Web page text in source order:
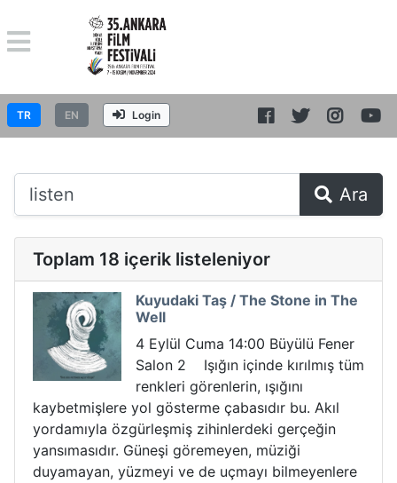
TR EN Login
Ara
Toplam 18 içerik listeleniyor
Kuyudaki Taş / The Stone in The
Well
4 Eylül Cuma 14:00 Büyülü Fener
Salon 2 Işığın içinde kırılmış tüm
renkleri görenlerin, ışığını
kaybetmişlere yol gösterme çabasıdır bu. Akıl
yordamıyla özgürleşmiş zihinlerdeki gerçeğin
yansımasıdır. Güneşi göremeyen, müziği
duyamayan, yüzmeyi ve de uçmayı bilmeyenlere